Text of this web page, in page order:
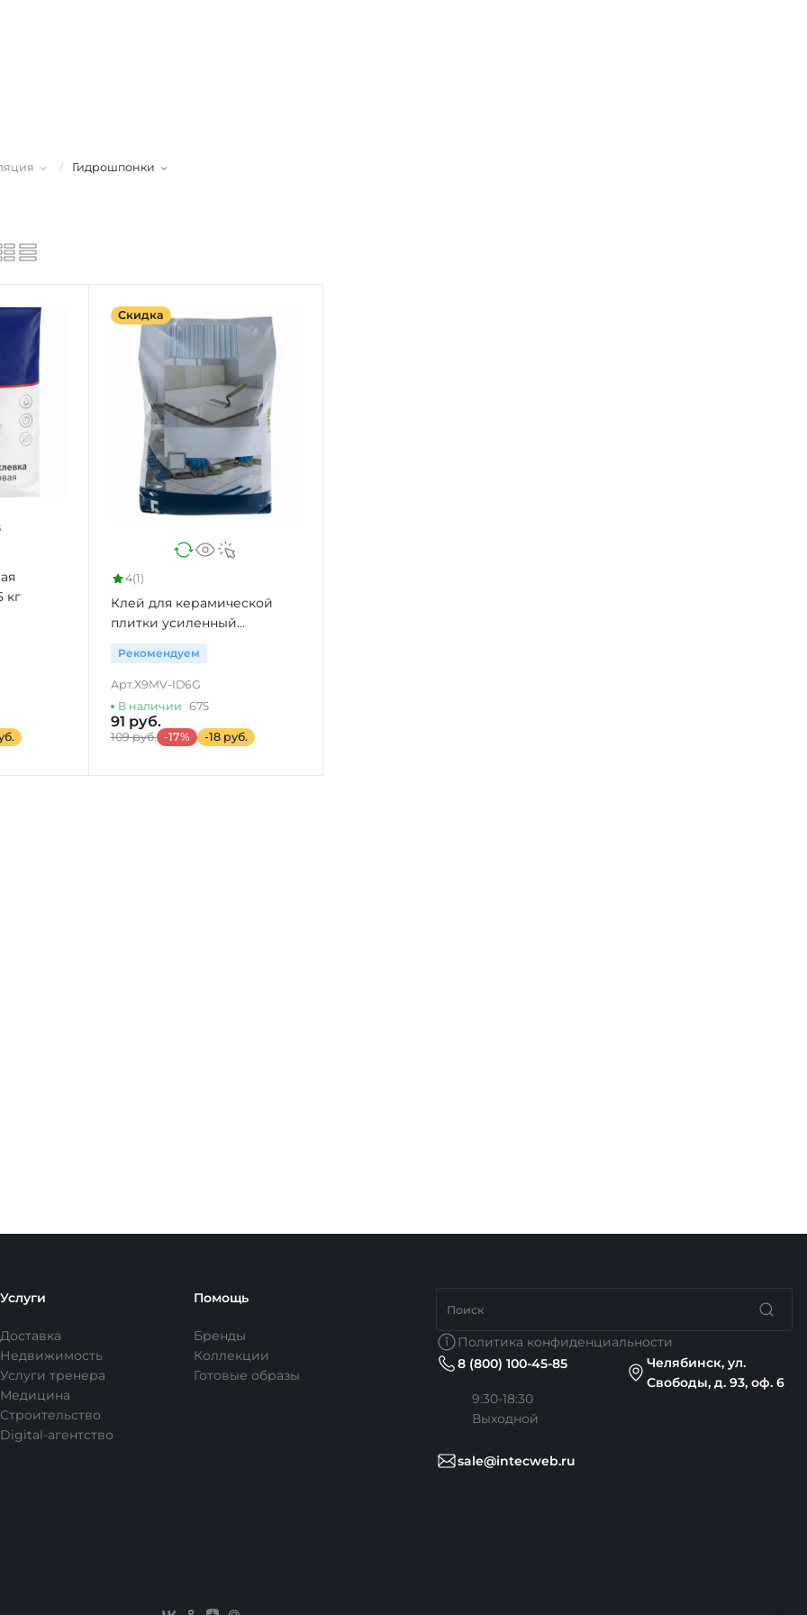
/ Гидрошпонки
кг
Скидка
4(1)
Клей для керамической
плитки усиленный
HomeCraft Pro, 5 кг
Рекомендуем
Арт.X9MV-ID6G
В наличии 675
91 руб.
109 руб. -17% -18 руб.
Услуги
Доставка
Недвижимость
Услуги тренера
Медицина
Строительство
Digital-агентство
Помощь
Бренды
Коллекции
Готовые образы
Политика конфиденциальности
8 (800) 100-45-85
9:30-18:30
Выходной
Челябинск, ул.
Свободы, д. 93, оф. 6
sale@intecweb.ru